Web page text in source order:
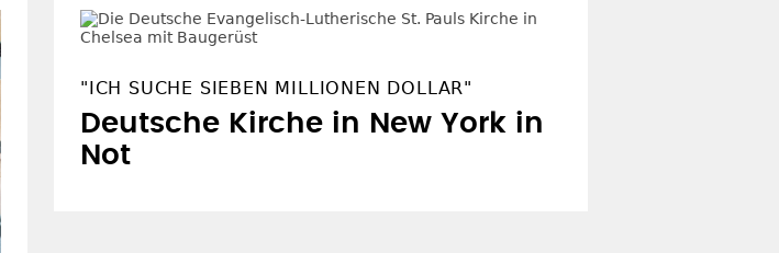
"ICH SUCHE SIEBEN MILLIONEN DOLLAR"
Deutsche Kirche in New York in
Not